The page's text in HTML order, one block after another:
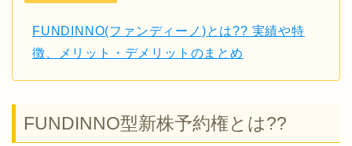
FUNDINNO(ファンディーノ)とは?? 実績や特
徴、メリット・デメリットのまとめ
FUNDINNO型新株予約権とは??